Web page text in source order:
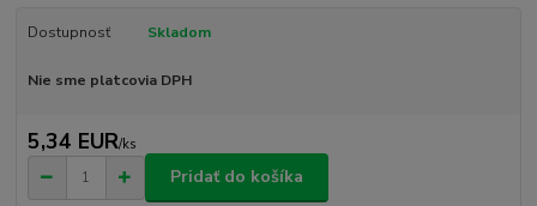
Dostupnosť Skladom
Nie sme platcovia DPH
5,34 EUR/ks
Pridať do košíka